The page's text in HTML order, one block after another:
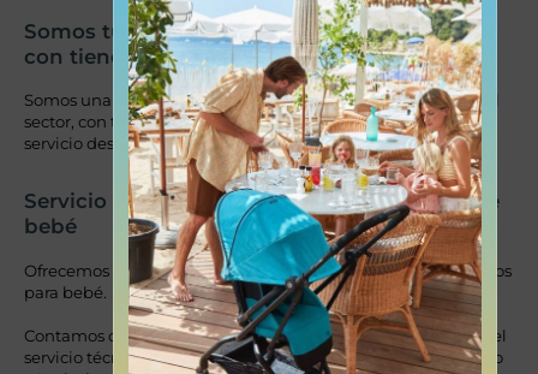
Somos tus expertos de confianza, también
con tienda física en Madrid
Somos una de las tiendas de bebé con más experiencia en el
sector, con tienda física en las Rozas de Madrid, prestando
servicio desde hace más de 50 años.
Servicio técnico especializado en artículos de
bebé
Ofrecemos reparación, ITV, lavado y desinfección de productos
para bebé.
Contamos con servicio de recogida en toda España y somos el
servicio técnico oficial de marcas reconocidas como Bugaboo